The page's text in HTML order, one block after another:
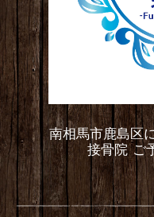
南相馬市鹿島区
接骨院 ご